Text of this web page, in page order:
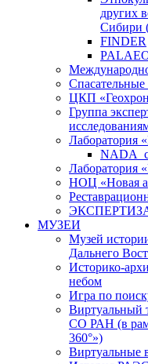
других
Сибири
FINDER
Спасательные
ЦКП
Группа
Лаборатория
Лаборатория
НОЦ «Новая
МУЗЕИ
Музей
Дальнего
Историко-
небом
Игра по
Виртуальный
СО РАН (в
360°»)
Виртуальные